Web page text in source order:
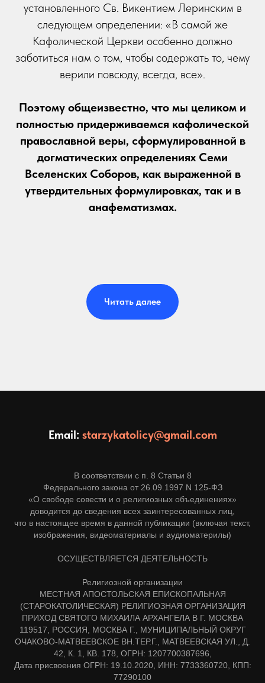
установленного Св. Викентием Леринским в
следующем определении: «В самой же
Кафолической Церкви особенно должно
заботиться нам о том, чтобы содержать то, чему
верили повсюду, всегда, все».
Поэтому общеизвестно, что мы целиком и
полностью придерживаемся кафолической
православной веры, сформулированной в
догматических определениях Семи
Вселенских Соборов, как выраженной в
утвердительных формулировках, так и в
анафематизмах.
Читать далее
Email: starzykatolicy@gmail.com
В соответствии с п. 8 Статьи 8
Федерального закона от 26.09.1997 N 125-ФЗ
«О свободе совести и о религиозных объединениях»
доводится до сведения всех заинтересованных лиц,
что в настоящее время в данной публикации (включая текст,
изображения, видеоматериалы и аудиоматерилы)
ОСУЩЕСТВЛЯЕТСЯ ДЕЯТЕЛЬНОСТЬ
Религиозной организации
МЕСТНАЯ АПОСТОЛЬСКАЯ ЕПИСКОПАЛЬНАЯ
(СТАРОКАТОЛИЧЕСКАЯ) РЕЛИГИОЗНАЯ ОРГАНИЗАЦИЯ
ПРИХОД СВЯТОГО МИХАИЛА АРХАНГЕЛА В Г. МОСКВА
119517, РОССИЯ, МОСКВА Г., МУНИЦИПАЛЬНЫЙ ОКРУГ
ОЧАКОВО-МАТВЕЕВСКОЕ ВН.ТЕР.Г., МАТВЕЕВСКАЯ УЛ., Д.
42, К. 1, КВ. 178, ОГРН: 1207700387696,
Дата присвоения ОГРН: 19.10.2020, ИНН: 7733360720, КПП:
77290100